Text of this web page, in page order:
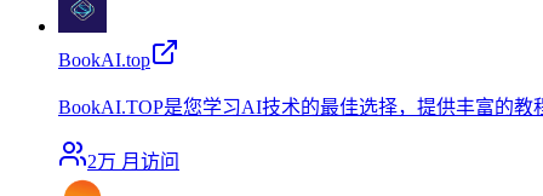
BookAI.top
BookAI.TOP是您学习AI技术的最佳选择，提供丰富的教
2万 月访问